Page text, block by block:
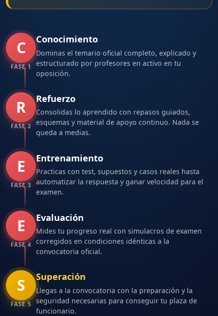
C
FASE 1
Conocimiento
Dominas el temario oficial completo, explicado y
estructurado por profesores en activo en tu
oposición.
R
FASE 2
Refuerzo
Consolidas lo aprendido con repasos guiados,
esquemas y material de apoyo continuo. Nada se
queda a medias.
E
FASE 3
Entrenamiento
Practicas con test, supuestos y casos reales hasta
automatizar la respuesta y ganar velocidad para el
examen.
E
FASE 4
Evaluación
Mides tu progreso real con simulacros de examen
corregidos en condiciones idénticas a la
convocatoria oficial.
S
FASE 5
Superación
Llegas a la convocatoria con la preparación y la
seguridad necesarias para conseguir tu plaza de
funcionario.